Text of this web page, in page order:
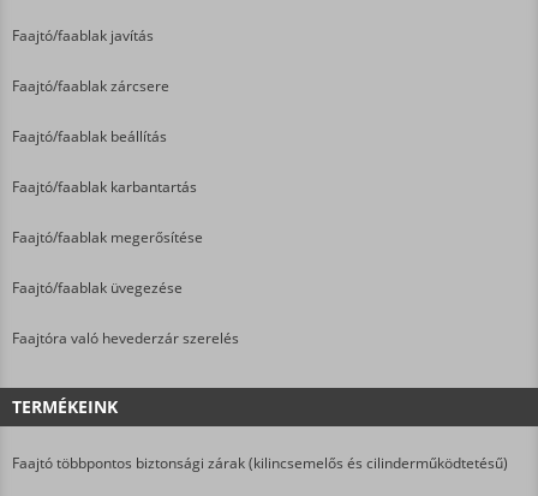
Faajtó/faablak javítás
Faajtó/faablak zárcsere
Faajtó/faablak beállítás
Faajtó/faablak karbantartás
Faajtó/faablak megerősítése
Faajtó/faablak üvegezése
Faajtóra való hevederzár szerelés
TERMÉKEINK
Faajtó többpontos biztonsági zárak (kilincsemelős és cilinderműködtetésű)